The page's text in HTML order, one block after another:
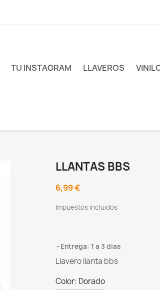
TU INSTAGRAM LLAVEROS
LLANTAS BBS
6,99 €
Impuestos incluidos
Entrega: 1 a 3 dias
Llavero llanta bbs
Color: Dorado